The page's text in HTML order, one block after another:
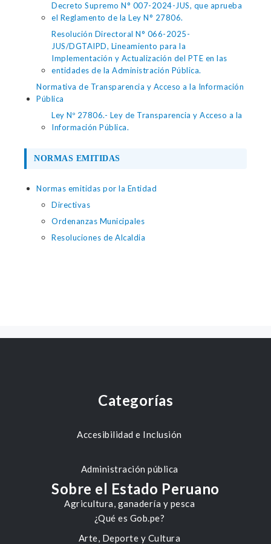
Decreto Supremo N° 007-2024-JUS, que aprueba
el Reglamento de la Ley N° 27806.
Resolución Directoral N° 066-2025-
JUS/DGTAIPD, Lineamiento para la
Implementación y Actualización del PTE en las
entidades de la Administración Pública.
Normativa de Transparencia y Acceso a la Información
Pública
Ley Nº 27806.- Ley de Transparencia y Acceso a la
Información Pública.
NORMAS EMITIDAS
Normas emitidas por la Entidad
Directivas
Ordenanzas Municipales
Resoluciones de Alcaldia
Categorías
Accesibilidad e Inclusión
Administración pública
Agricultura, ganadería y pesca
Arte, Deporte y Cultura
Sobre el Estado Peruano
¿Qué es Gob.pe?